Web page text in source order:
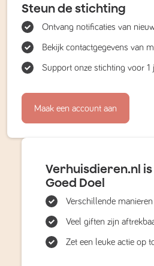
Steun de stichting
Ontvang notificaties van
Bekijk contactgegevens van
Support onze stichting voor 1
Maak een account aan
Verhuisdieren.nl
Goed Doel
Verschillende
Veel giften zijn
Zet een leuke actie op